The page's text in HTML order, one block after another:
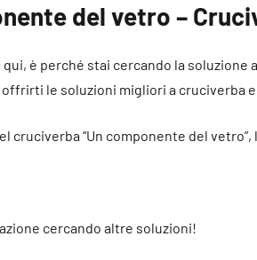
del vetro –
è perché stai cercando la soluzione
le soluzioni migliori a cruciverba
cruciverba “Un componente del
cercando altre soluzioni!